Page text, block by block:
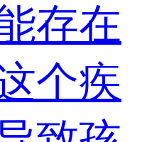
存在
个疾